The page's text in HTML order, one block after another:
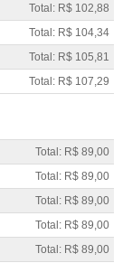
Total: R$ 102,88
Total: R$ 104,34
Total: R$ 105,81
Total: R$ 107,29
Total: R$ 89,00
Total: R$ 89,00
Total: R$ 89,00
Total: R$ 89,00
Total: R$ 89,00